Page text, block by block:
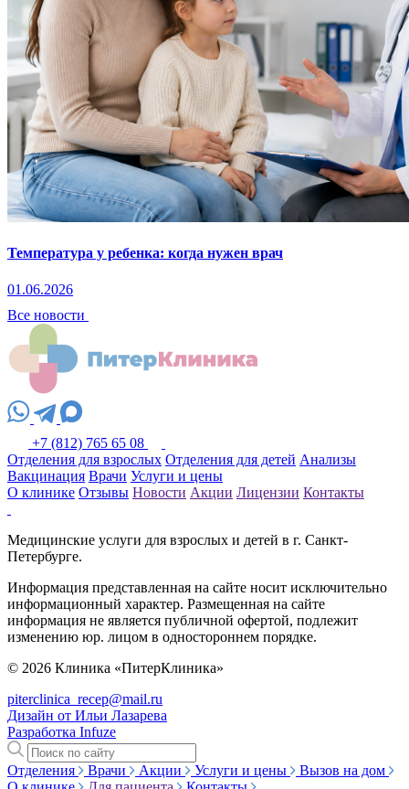
Температура у ребенка: когда нужен врач
01.06.2026
Все новости
+7 (812) 765 65 08
Отделения для взрослых Отделения для детей Анализы
Вакцинация Врачи Услуги и цены
О клинике Отзывы Новости Акции Лицензии Контакты
Медицинские услуги для взрослых и детей в г. Санкт-
Петербурге.
Информация представленная на сайте носит исключительно
информационный характер. Размещенная на сайте
информация не является публичной офертой, подлежит
изменению юр. лицом в одностороннем порядке.
© 2026 Клиника «ПитерКлиника»
piterclinica_recep@mail.ru
Дизайн от Ильи Лазарева
Разработка Infuze
Отделения Врачи Акции Услуги и цены
Вызов на дом